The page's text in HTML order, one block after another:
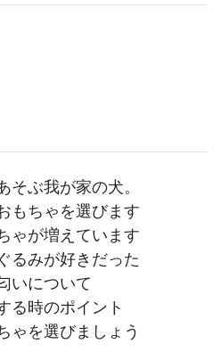
ぶ我が家の犬。
もちゃを選びます
ゃが増えています
るみが好きだった
いについて
る時のポイント
ゃを選びましょう